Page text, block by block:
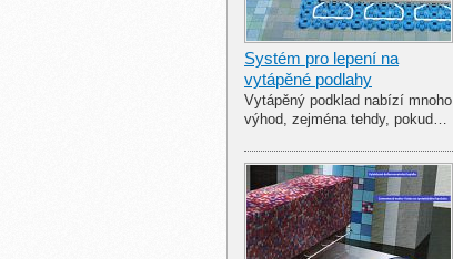
Systém pro lepení na
vytápěné podlahy
Vytápěný podklad nabízí mnoho
výhod, zejména tehdy, pokud…